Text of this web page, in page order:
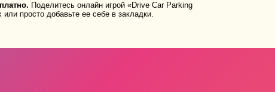
Поделитесь онлайн игрой «Drive Car Parking
просто добавьте ее себе в закладки.